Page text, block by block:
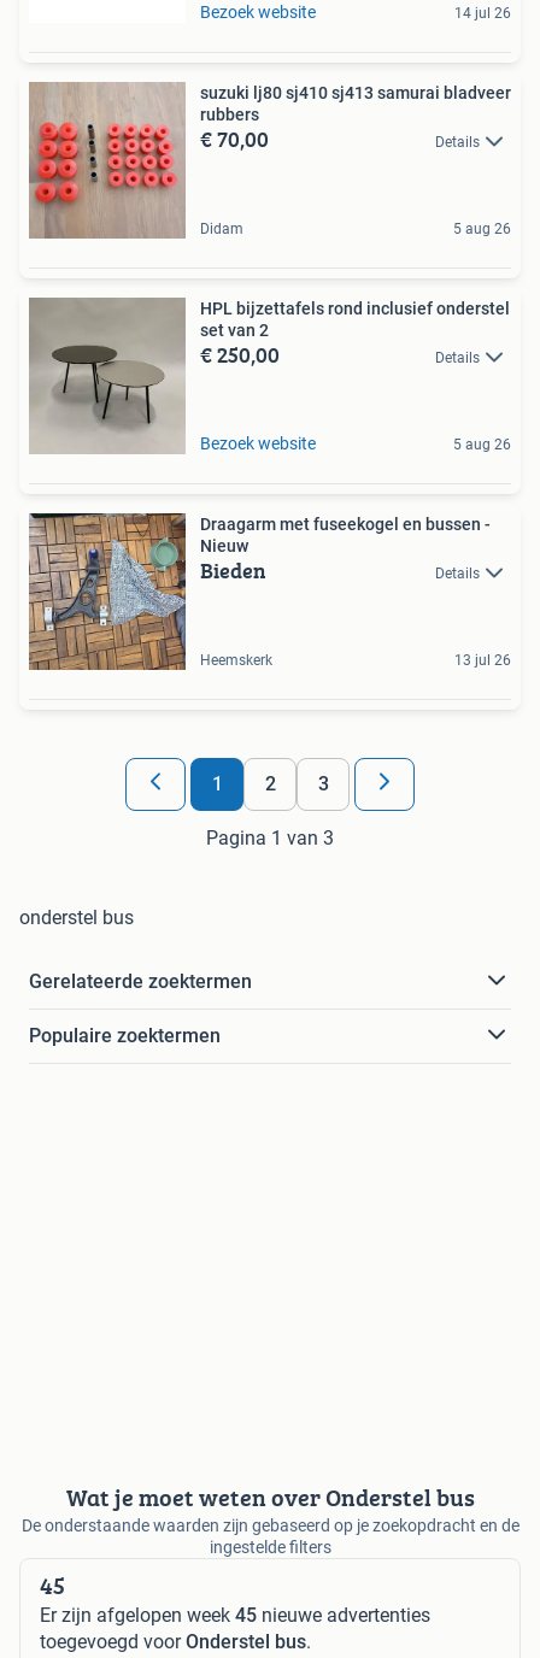
Bezoek website 14 jul 26
suzuki lj80 sj410 sj413 samurai bladveer
rubbers
€ 70,00 Details
Didam 5 aug 26
HPL bijzettafels rond inclusief onderstel
set van 2
€ 250,00 Details
Bezoek website 5 aug 26
Draagarm met fuseekogel en bussen -
Nieuw
Bieden Details
Heemskerk 13 jul 26
1 2 3
Pagina 1 van 3
onderstel bus
Gerelateerde zoektermen
Populaire zoektermen
Wat je moet weten over Onderstel bus
De onderstaande waarden zijn gebaseerd op je zoekopdracht en de
ingestelde filters
45
Er zijn afgelopen week 45 nieuwe advertenties
toegevoegd voorOnderstel bus.